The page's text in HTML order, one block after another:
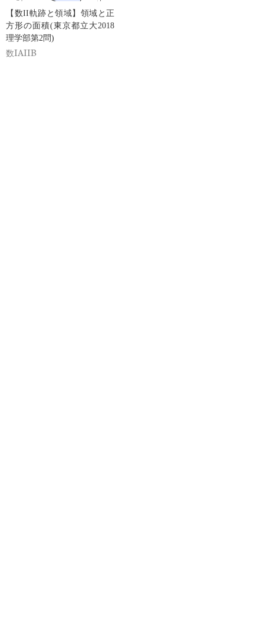
【数II軌跡と領域】領域と正
方形の面積(東京都立大2018
理学部第2問)
数IAIIB